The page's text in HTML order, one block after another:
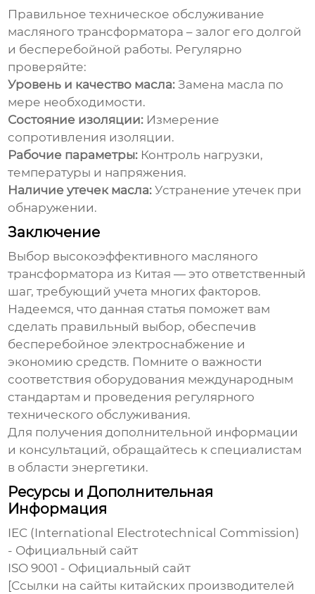
Правильное техническое обслуживание
масляного трансформатора – залог его долгой
и бесперебойной работы. Регулярно
проверяйте:
Уровень и качество масла: Замена масла по
мере необходимости.
Состояние изоляции: Измерение
сопротивления изоляции.
Рабочие параметры: Контроль нагрузки,
температуры и напряжения.
Наличие утечек масла: Устранение утечек при
обнаружении.
Заключение
Выбор высокоэффективного масляного
трансформатора из Китая — это ответственный
шаг, требующий учета многих факторов.
Надеемся, что данная статья поможет вам
сделать правильный выбор, обеспечив
бесперебойное электроснабжение и
экономию средств. Помните о важности
соответствия оборудования международным
стандартам и проведения регулярного
технического обслуживания.
Для получения дополнительной информации
и консультаций, обращайтесь к специалистам
в области энергетики.
Ресурсы и Дополнительная
Информация
IEC (International Electrotechnical Commission)
- Официальный сайт
ISO 9001 - Официальный сайт
[Ссылки на сайты китайских производителей